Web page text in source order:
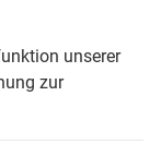
unserer
zur